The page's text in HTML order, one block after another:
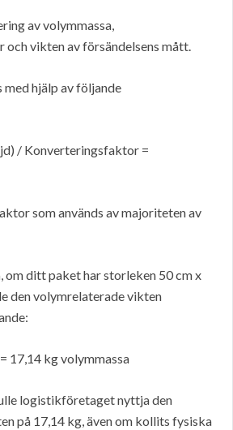
av volymmassa,
vikten av försändelsens mått.
hjälp av följande
/ Konverteringsfaktor =
som används av majoriteten av
om ditt paket har storleken 50 cm x
den volymrelaterade vikten
17,14 kg volymmassa
logistikföretaget nyttja den
på 17,14 kg, även om kollits fysiska